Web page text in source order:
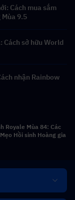
Cách mua sắm
9.5
Cách sở hữu World
nhận Rainbow
Royale Mùa 84: Các
Hồi sinh Hoàng gia